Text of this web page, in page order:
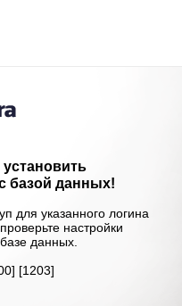
базой данных!
для указанного логина
настройки
данных.
[1203]